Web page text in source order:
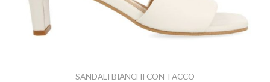
SANDALI BIANCHI CON TACCO